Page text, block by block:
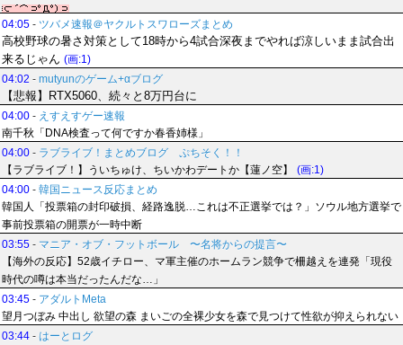
04:05 - ツバメ速報＠ヤクルトスワローズまとめ
高校野球の暑さ対策として18時から4試合深夜までやれば涼しいまま試合出
来るじゃん (画:1)
04:02 - mutyunのゲーム+αブログ
【悲報】RTX5060、続々と8万円台に
04:00 - えすえすゲー速報
南千秋「DNA検査って何ですか春香姉様」
04:00 - ラブライブ！まとめブログ ぷちそく！！
【ラブライブ！】ういちゅけ、ちいかわデートか【蓮ノ空】
(画:1)
04:00 - 韓国ニュース反応まとめ
韓国人「投票箱の封印破損、経路逸脱…これは不正選挙では？」ソウル地方選挙で
事前投票箱の開票が一時中断
03:55 - マニア・オブ・フットボール 〜名将からの提言〜
【海外の反応】52歳イチロー、マ軍主催のホームラン競争で柵越えを連発「現役
時代の噂は本当だったんだな…」
03:45 - アダルトMeta
望月つぼみ 中出し 欲望の森 まいごの全裸少女を森で見つけて性欲が抑えられない
03:44 - はーとログ